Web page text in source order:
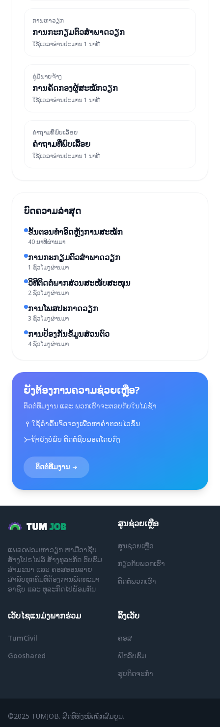
ການຫາວຽກ
ການກະກຽມຕົວສໍາພາດວຽກ
ໃຊ້ເວລາອ່ານປະມານ 1 ນາທີ
ຄູ່ມືນາຍຈ້າງ
ການຄັດກອງຜູ້ສະໝັກວຽກ
ໃຊ້ເວລາອ່ານປະມານ 1 ນາທີ
ຄຳຖາມທີ່ພົບເລື້ອຍ
ຄໍາຖາມທີ່ພົບເລື້ອຍ
ໃຊ້ເວລາອ່ານປະມານ 1 ນາທີ
ບົດຄວາມລ່າສຸດ
ຂັ້ນຕອນທຳອິດຫຼັງການສະໝັກ
40 ນາທີຜ່ານມາ
ການກະກຽມຕົວສໍາພາດວຽກ
1 ຊົ່ວໂມງຜ່ານມາ
ວິທີຕິດຕໍ່ພາກສ່ວນສະໜັບສະໜຸນ
2 ຊົ່ວໂມງຜ່ານມາ
ການໂພສປະກາດວຽກ
3 ຊົ່ວໂມງຜ່ານມາ
ການປ້ອງກັນຂໍ້ມູນສ່ວນຕົວ
4 ຊົ່ວໂມງຜ່ານມາ
ຍັງຕ້ອງການຄວາມຊ່ວຍເຫຼືອ?
ຕິດຕໍ່ທີມງານ ແລະ ພວກເຮົາຈະຕອບກັບໃນໄມ່ຊ້າ
ໃຊ້ຄຳຄົ້ນຈົດຈອງເພື່ອຫາຄຳຕອບໄວຂຶ້ນ
ຖ້າຍັງບໍ່ພົບ ຕິດຕໍ່ຊີບພອດໂດຍກົງ
ຕິດຕໍ່ທີມງານ
TUMJOB
ແພລດຟອມຫາວຽກ ຫາມືອາຊີບ
ສ້າງໂປຣໄຟລ໌ ສ້າງທຸລະກິດ ອົບຮົມ
ສຳມະນາ ແລະ ຄອສອອນລາຍ
ສໍາລັບທຸກຄົນທີ່ຕ້ອງການພັດທະນາ
ອາຊີບ ແລະ ທຸລະກິດໄປພ້ອມກັນ
ສູນຊ່ວຍເຫຼືອ
ສູນຊ່ວຍເຫຼືອ
ກ່ຽວກັບພວກເຮົາ
ຕິດຕໍ່ພວກເຮົາ
ເວັບໄຊແນມ່ງພາກຮ່ວມ
TumCivil
Gooshared
ລິ້ງເວັບ
ຄອສ
ຝຶກອົບຮົມ
ຮູບກິດຈະກໍາ
©2025 TUMJOB. ສິດທິທັງໝົດຖືກສົມບູນ.